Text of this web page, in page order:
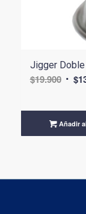
Jigger Doble
$19.900 El
era:
$
Añadir